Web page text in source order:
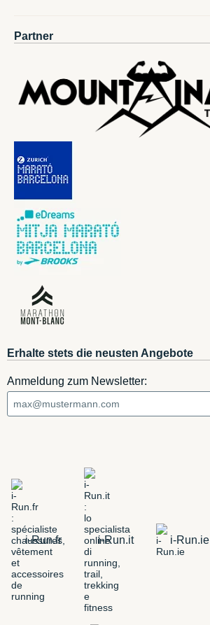
Partner
Erhalte stets die neusten Angebote
Anmeldung zum Newsletter:
i-Run.fr i-Run.it i-Run.ie